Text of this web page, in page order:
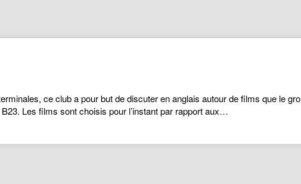
ce club a pour but de discuter en anglais autour de films que le
Les films sont choisis pour l’instant par rapport aux…